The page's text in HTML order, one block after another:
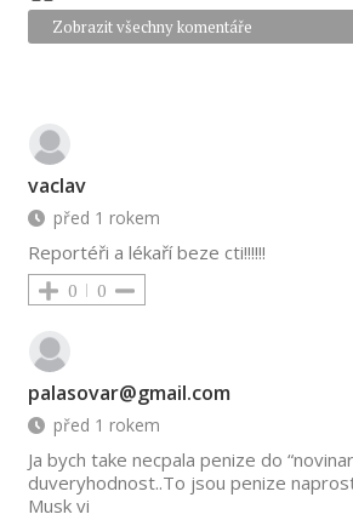
Zobrazit všechny komentáře
vaclav
před 1 rokem
Reportéři a lékaří beze cti!!!!!!
0 0
palasovar@gmail.com
před 1 rokem
Ja bych take necpala penize do
duveryhodnost..To jsou penize
Musk vi